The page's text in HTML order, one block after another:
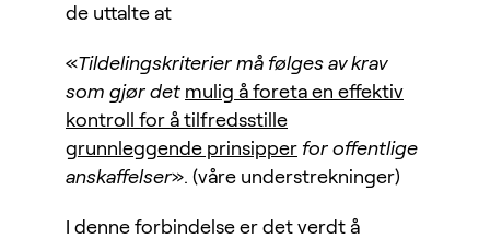
de uttalte at
«Tildelingskriterier må følges av krav
som gjør det mulig å foreta en effektiv
kontroll for å tilfredsstille
grunnleggende prinsipper for offentlige
anskaffelser». (våre understrekninger)
I denne forbindelse er det verdt å